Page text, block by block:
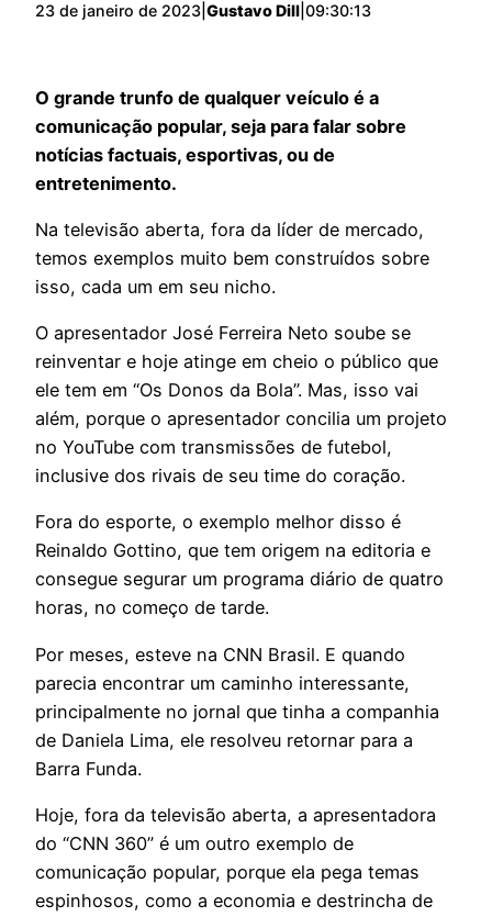
23 de janeiro de 2023 Gustavo Dill 09:30:13
O grande trunfo de qualquer veículo é a
comunicação popular, seja para falar sobre
notícias factuais, esportivas, ou de
entretenimento.
Na televisão aberta, fora da líder de mercado,
temos exemplos muito bem construídos sobre
isso, cada um em seu nicho.
O apresentador José Ferreira Neto soube se
reinventar e hoje atinge em cheio o público que
ele tem em “Os Donos da Bola”. Mas, isso vai
além, porque o apresentador concilia um projeto
no YouTube com transmissões de futebol,
inclusive dos rivais de seu time do coração.
Fora do esporte, o exemplo melhor disso é
Reinaldo Gottino, que tem origem na editoria e
consegue segurar um programa diário de quatro
horas, no começo de tarde.
Por meses, esteve na CNN Brasil. E quando
parecia encontrar um caminho interessante,
principalmente no jornal que tinha a companhia
de Daniela Lima, ele resolveu retornar para a
Barra Funda.
Hoje, fora da televisão aberta, a apresentadora
do “CNN 360” é um outro exemplo de
comunicação popular, porque ela pega temas
espinhosos, como a economia e destrincha de